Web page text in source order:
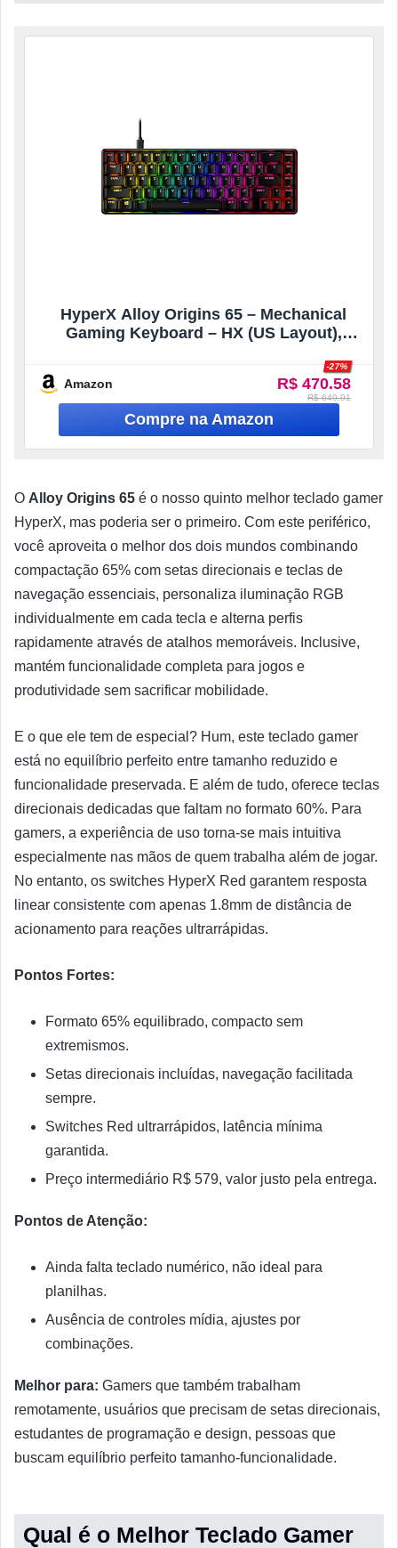
HyperX Alloy Origins 65 – Mechanical
Gaming Keyboard – HX (US Layout),
Amazon R$ 470.58
-27%
R$ 649.91
O Alloy Origins 65 é o nosso quinto melhor teclado gamer
HyperX, mas poderia ser o primeiro. Com este periférico,
você aproveita o melhor dos dois mundos combinando
compactação 65% com setas direcionais e teclas de
navegação essenciais, personaliza iluminação RGB
individualmente em cada tecla e alterna perfis
rapidamente através de atalhos memoráveis. Inclusive,
mantém funcionalidade completa para jogos e
produtividade sem sacrificar mobilidade.
E o que ele tem de especial? Hum, este teclado gamer
está no equilíbrio perfeito entre tamanho reduzido e
funcionalidade preservada. E além de tudo, oferece teclas
direcionais dedicadas que faltam no formato 60%. Para
gamers, a experiência de uso torna-se mais intuitiva
especialmente nas mãos de quem trabalha além de jogar.
No entanto, os switches HyperX Red garantem resposta
linear consistente com apenas 1.8mm de distância de
acionamento para reações ultrarrápidas.
Pontos Fortes:
Formato 65% equilibrado, compacto sem
extremismos.
Setas direcionais incluídas, navegação facilitada
sempre.
Switches Red ultrarrápidos, latência mínima
garantida.
Preço intermediário R$ 579, valor justo pela entrega.
Pontos de Atenção:
Ainda falta teclado numérico, não ideal para
planilhas.
Ausência de controles mídia, ajustes por
combinações.
Melhor para: Gamers que também trabalham
remotamente, usuários que precisam de setas direcionais,
estudantes de programação e design, pessoas que
buscam equilíbrio perfeito tamanho-funcionalidade.
Qual é o Melhor Teclado Gamer